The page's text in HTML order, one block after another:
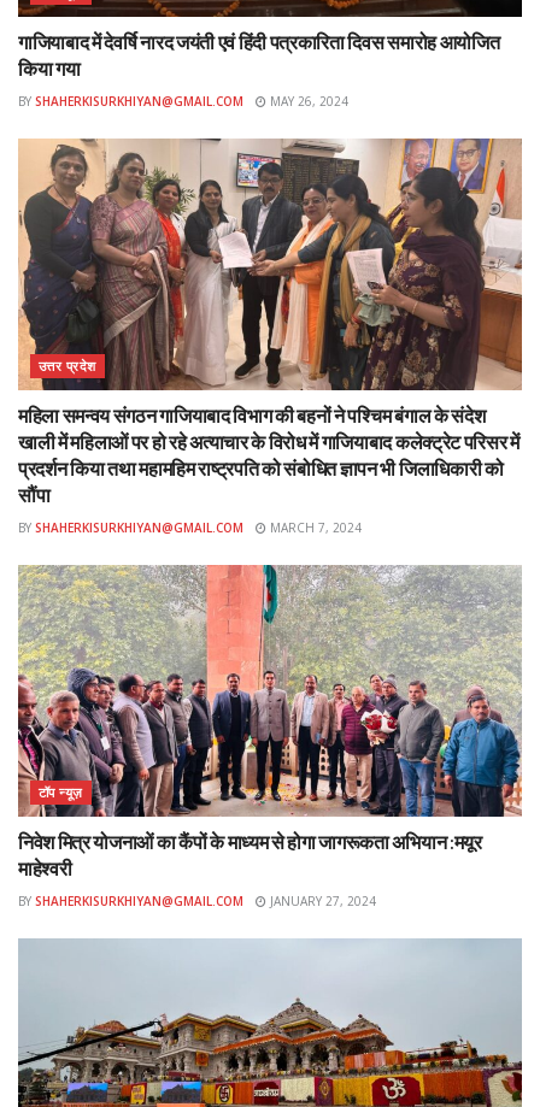
गाजियाबाद में देवर्षि नारद जयंती एवं हिंदी पत्रकारिता दिवस समारोह आयोजित
किया गया
BY SHAHERKISURKHIYAN@GMAIL.COM MAY 26, 2024
उत्तर प्रदेश
महिला समन्वय संगठन गाजियाबाद विभाग की बहनों ने पश्चिम बंगाल के संदेश
खाली में महिलाओं पर हो रहे अत्याचार के विरोध में गाजियाबाद कलेक्ट्रेट परिसर में
प्रदर्शन किया तथा महामहिम राष्ट्रपति को संबोधित ज्ञापन भी जिलाधिकारी को
सौंपा
BY SHAHERKISURKHIYAN@GMAIL.COM MARCH 7, 2024
टॉप न्यूज़
निवेश मित्र योजनाओं का कैंपों के माध्यम से होगा जागरूकता अभियान :मयूर
माहेश्वरी
BY SHAHERKISURKHIYAN@GMAIL.COM JANUARY 27, 2024